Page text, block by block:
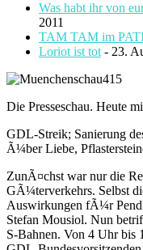
Was habt ihr von
2011
TAM TAM im
Loriot ist tot - 23.
Die Presseschau. Heute
GDL-Streik; Sanierung
Ã¼ber Liebe,
ZunÃ¤chst war nur die
GÃ¼terverkehrs. Selbst
Auswirkungen fÃ¼r
Stefan Mousiol. Nun
S-Bahnen. Von 4 Uhr bis